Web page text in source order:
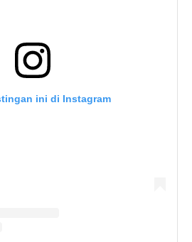
ini di Instagram